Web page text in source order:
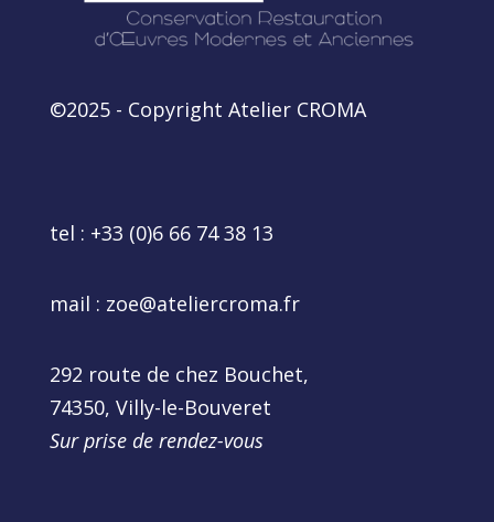
©2025 - Copyright Atelier CROMA
tel : +33 (0)6 66 74 38 13
mail : zoe@ateliercroma.fr
292 route de chez Bouchet,
74350, Villy-le-Bouveret
Sur prise de rendez-vous